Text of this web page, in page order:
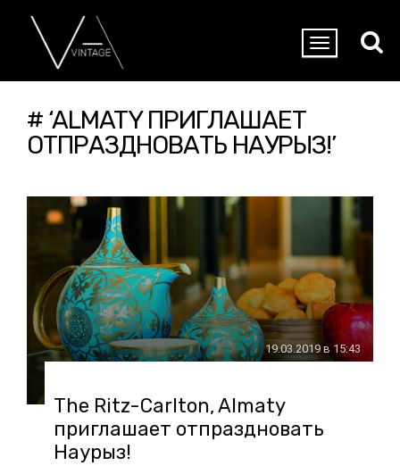
# ‘ALMATY ПРИГЛАШАЕТ
ОТПРАЗДНОВАТЬ НАУРЫЗ!’
19.03.2019 в 15:43
The Ritz-Carlton, Almaty
приглашает отпраздновать
Наурыз!